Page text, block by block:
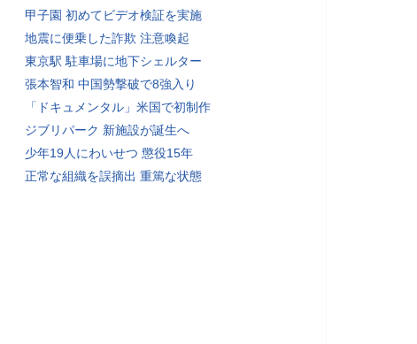
甲子園 初めてビデオ検証を実施
地震に便乗した詐欺 注意喚起
東京駅 駐車場に地下シェルター
張本智和 中国勢撃破で8強入り
「ドキュメンタル」米国で初制作
ジブリパーク 新施設が誕生へ
少年19人にわいせつ 懲役15年
正常な組織を誤摘出 重篤な状態